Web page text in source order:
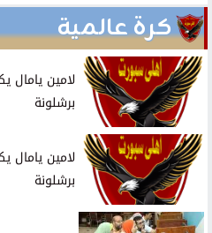
كرة عالمية
لامين
برشلونة
لامين
برشلونة